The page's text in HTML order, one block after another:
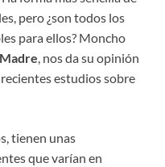
pero ¿son todos los
para ellos? Moncho
, nos da su opinión
estudios sobre
tienen unas
que varían en